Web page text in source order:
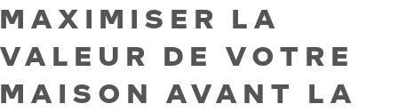
MAXIMISER LA
VALEUR DE VOTRE
MAISON AVANT LA